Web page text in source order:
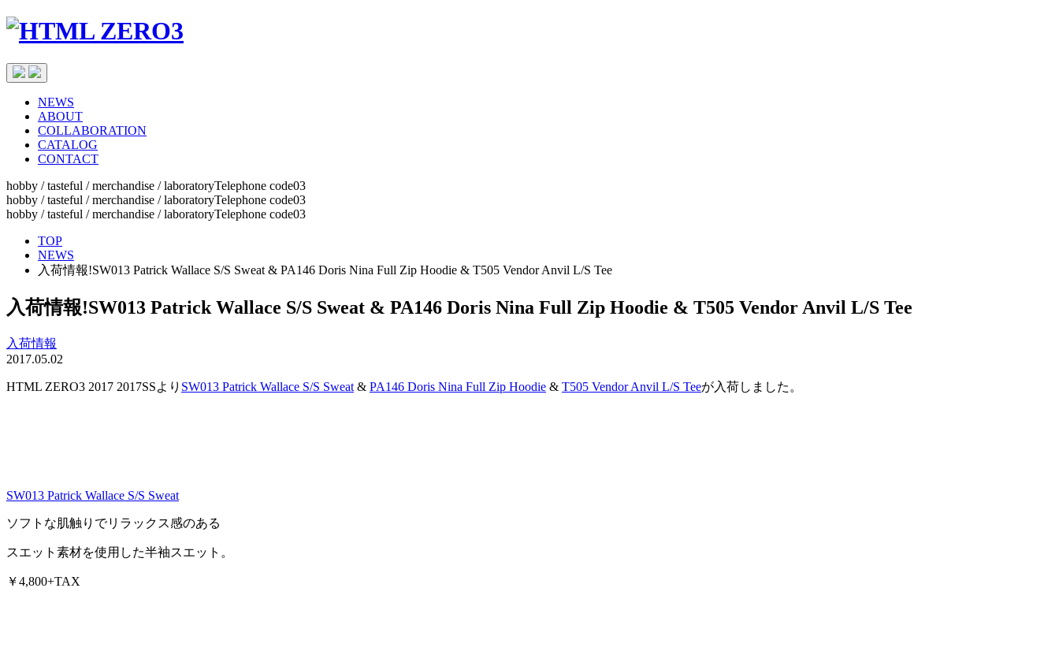
NEWS
ABOUT
COLLABORATION
CATALOG
CONTACT
hobby / tasteful / merchandise / laboratoryTelephone code03
hobby / tasteful / merchandise / laboratoryTelephone code03
hobby / tasteful / merchandise / laboratoryTelephone code03
TOP
NEWS
入荷情報!SW013 Patrick Wallace S/S Sweat & PA146 Doris Nina Full Zip Hoodie & T505 Vendor Anvil L/S Tee
入荷情報!SW013 Patrick Wallace S/S Sweat & PA146 Doris Nina Full Zip Hoodie & T505 Vendor Anvil L/S Tee
入荷情報
2017.05.02
HTML ZERO3 2017 2017SSより SW013 Patrick Wallace S/S Sweat & PA146 Doris Nina Full Zip Hoodie & T505 Vendor Anvil L/S Teeが入荷しました。
SW013 Patrick Wallace S/S Sweat
ソフトな肌触りでリラックス感のある
スエット素材を使用した半袖スエット。
￥4,800+TAX